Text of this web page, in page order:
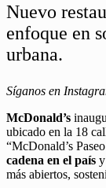
Nuevo
enfoque en
urbana.
Síganos en
McDonald’s
ubicado en la 18
“McDonald’s
cadena en el país
más abiertos,